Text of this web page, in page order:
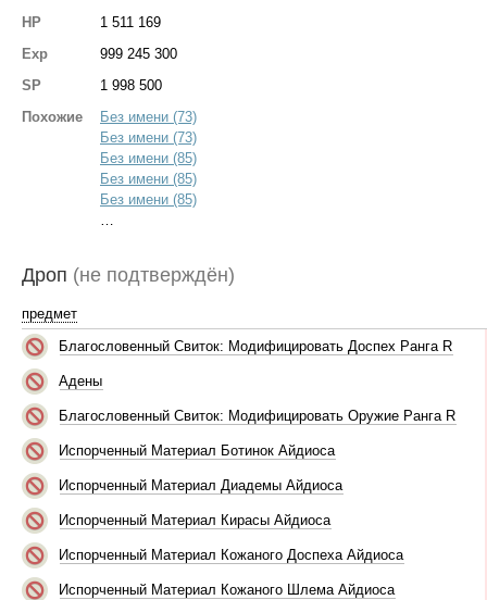
HP
1 511 169
Exp
999 245 300
SP
1 998 500
Похожие
Без имени (73)
Без имени (73)
Без имени (85)
Без имени (85)
Без имени (85)
Дроп (не подтверждён)
предмет
Благословенный Свиток: Модифицировать Доспех Ранга R
Адены
Благословенный Свиток: Модифицировать Оружие Ранга R
Испорченный Материал Ботинок Айдиоса
Испорченный Материал Диадемы Айдиоса
Испорченный Материал Кирасы Айдиоса
Испорченный Материал Кожаного Доспеха Айдиоса
Испорченный Материал Кожаного Шлема Айдиоса